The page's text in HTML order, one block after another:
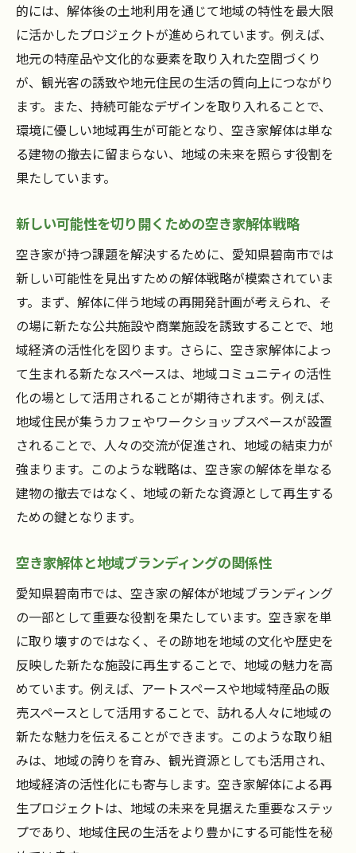
的には、解体後の土地利用を通じて地域の特性を最大限
に活かしたプロジェクトが進められています。例えば、
地元の特産品や文化的な要素を取り入れた空間づくり
が、観光客の誘致や地元住民の生活の質向上につながり
ます。また、持続可能なデザインを取り入れることで、
環境に優しい地域再生が可能となり、空き家解体は単な
る建物の撤去に留まらない、地域の未来を照らす役割を
果たしています。
新しい可能性を切り開くための空き家解体戦略
空き家が持つ課題を解決するために、愛知県碧南市では
新しい可能性を見出すための解体戦略が模索されていま
す。まず、解体に伴う地域の再開発計画が考えられ、そ
の場に新たな公共施設や商業施設を誘致することで、地
域経済の活性化を図ります。さらに、空き家解体によっ
て生まれる新たなスペースは、地域コミュニティの活性
化の場として活用されることが期待されます。例えば、
地域住民が集うカフェやワークショップスペースが設置
されることで、人々の交流が促進され、地域の結束力が
強まります。このような戦略は、空き家の解体を単なる
建物の撤去ではなく、地域の新たな資源として再生する
ための鍵となります。
空き家解体と地域ブランディングの関係性
愛知県碧南市では、空き家の解体が地域ブランディング
の一部として重要な役割を果たしています。空き家を単
に取り壊すのではなく、その跡地を地域の文化や歴史を
反映した新たな施設に再生することで、地域の魅力を高
めています。例えば、アートスペースや地域特産品の販
売スペースとして活用することで、訪れる人々に地域の
新たな魅力を伝えることができます。このような取り組
みは、地域の誇りを育み、観光資源としても活用され、
地域経済の活性化にも寄与します。空き家解体による再
生プロジェクトは、地域の未来を見据えた重要なステッ
プであり、地域住民の生活をより豊かにする可能性を秘